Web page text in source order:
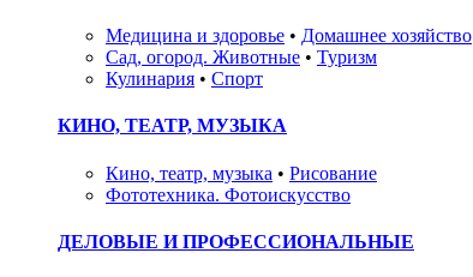
Медицина и здоровье • Домашнее хозяйство
Сад, огород. Животные • Туризм
Кулинария • Спорт
КИНО, ТЕАТР, МУЗЫКА
Кино, театр, музыка • Рисование
Фототехника. Фотоискусство
ДЕЛОВЫЕ И ПРОФЕССИОНАЛЬНЫЕ